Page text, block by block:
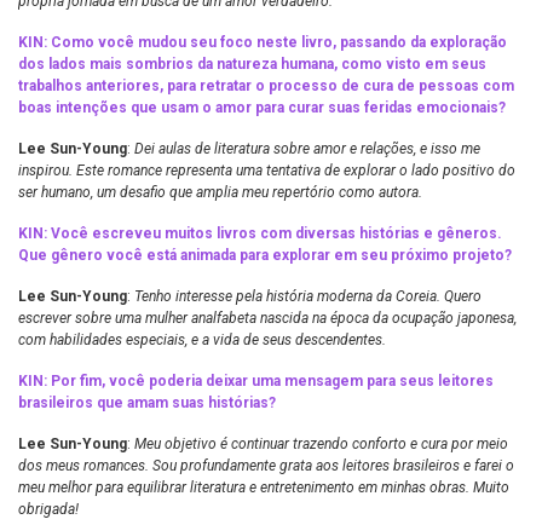
KIN: Como você mudou seu foco neste livro, passando da exploração
dos lados mais sombrios da natureza humana, como visto em seus
trabalhos anteriores, para retratar o processo de cura de pessoas com
boas intenções que usam o amor para curar suas feridas emocionais?
Lee Sun-Young: Dei aulas de literatura sobre amor e relações, e isso me
inspirou. Este romance representa uma tentativa de explorar o lado positivo do
ser humano, um desafio que amplia meu repertório como autora.
KIN: Você escreveu muitos livros com diversas histórias e gêneros.
Que gênero você está animada para explorar em seu próximo projeto?
Lee Sun-Young: Tenho interesse pela história moderna da Coreia. Quero
escrever sobre uma mulher analfabeta nascida na época da ocupação japonesa,
com habilidades especiais, e a vida de seus descendentes.
KIN: Por fim, você poderia deixar uma mensagem para seus leitores
brasileiros que amam suas histórias?
Lee Sun-Young: Meu objetivo é continuar trazendo conforto e cura por meio
dos meus romances. Sou profundamente grata aos leitores brasileiros e farei o
meu melhor para equilibrar literatura e entretenimento em minhas obras. Muito
obrigada!